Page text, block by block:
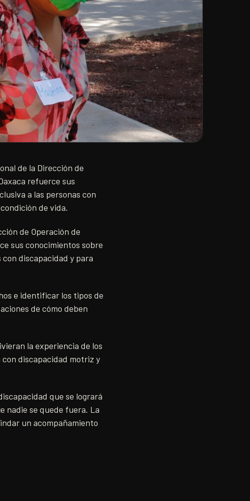
de la Dirección de
refuerce sus
a las personas con
de vida.
de Operación de
sus conocimientos sobre
discapacidad y para
e identificar los tipos de
de cómo deben
la experiencia de los
con discapacidad motriz y
que se logrará
nadie se quede fuera. La
un acompañamiento